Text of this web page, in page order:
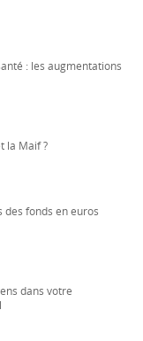
: les augmentations
la Maif ?
des fonds en euros
dans votre